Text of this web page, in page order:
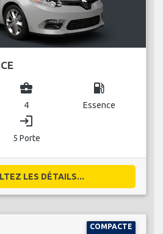
business_center
4
local_gas_station
Essence
login
5 Porte
LES DÉTAILS...
COMPACTE